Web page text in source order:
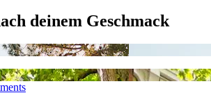
deinem Geschmack